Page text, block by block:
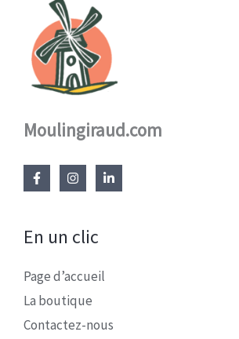
Moulingiraud.com
En un clic
Page d’accueil
La boutique
Contactez-nous